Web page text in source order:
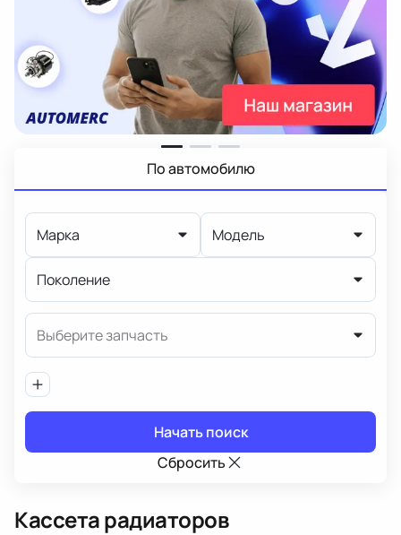
По автомобилю
Марка Модель
Поколение
Выберите запчасть
Начать поиск
Сбросить
Кассета радиаторов